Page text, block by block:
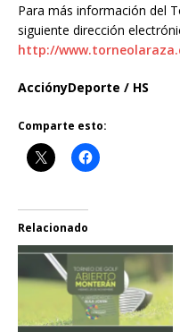
Para más información del
siguiente dirección
http://
AcciónyDeporte / HS
Comparte esto:
Relacionado